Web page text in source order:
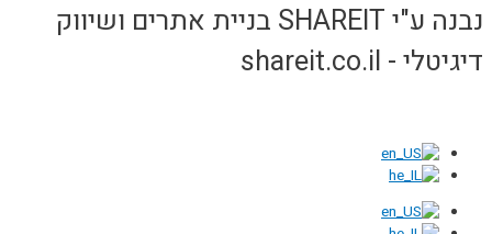
נבנה ע"י SHAREIT בניית אתרים ושיווק
דיגיטלי - shareit.co.il